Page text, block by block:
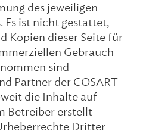
des jeweiligen
Es ist nicht gestattet,
Kopien dieser Seite für
Gebrauch
sind
Partner der COSART
die Inhalte auf
Betreiber erstellt
Dritter